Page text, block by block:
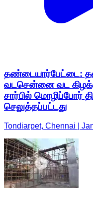
தண்டையார்பேட்டை:
வடசென்னை வட
சார்பில் மொழிப்போர்
செலுத்தப்பட்டது
Tondiarpet, Chennai |